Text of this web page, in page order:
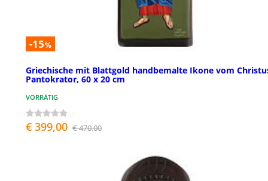
-15%
Griechische mit Blattgold handbemalte Ikone vom
Pantokrator, 60 x 20 cm
VORRÄTIG
€ 399,00 € 470,00